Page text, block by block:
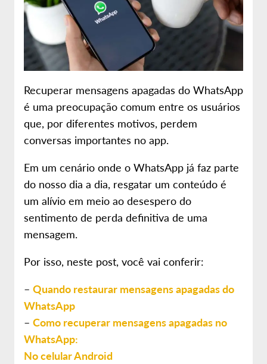
Recuperar mensagens apagadas do WhatsApp
é uma preocupação comum entre os usuários
que, por diferentes motivos, perdem
conversas importantes no app.
Em um cenário onde o WhatsApp já faz parte
do nosso dia a dia, resgatar um conteúdo é
um alívio em meio ao desespero do
sentimento de perda definitiva de uma
mensagem.
Por isso, neste post, você vai conferir:
– Quando restaurar mensagens apagadas do
WhatsApp
– Como recuperar mensagens apagadas no
WhatsApp:
No celular Android